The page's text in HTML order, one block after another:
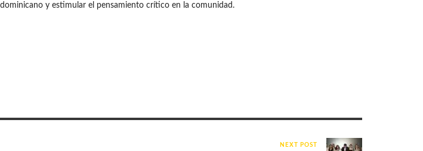
y estimular el pensamiento crítico en la comunidad.
NEXT POST